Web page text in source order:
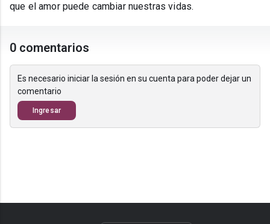
que el amor puede cambiar nuestras vidas.
0 comentarios
Es necesario iniciar la sesión en su cuenta para poder dejar un
comentario
Ingresar